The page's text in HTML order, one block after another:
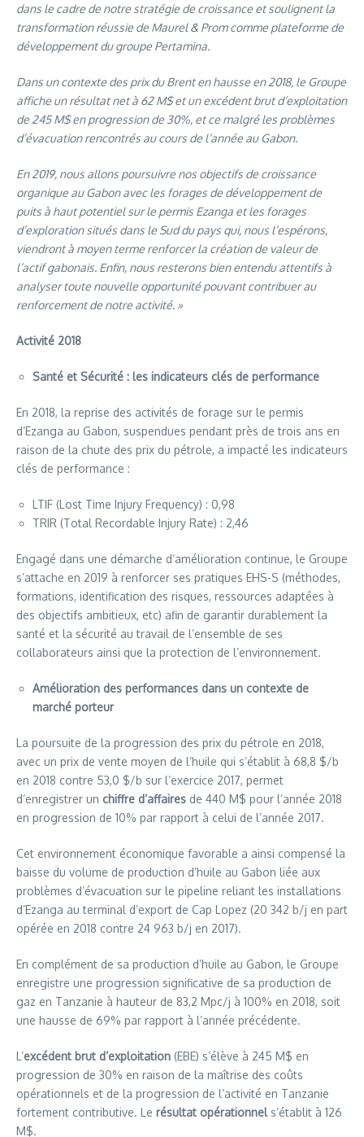
dans le cadre de notre stratégie de croissance et soulignent la
transformation réussie de Maurel & Prom comme plateforme de
développement du groupe Pertamina.
Dans un contexte des prix du Brent en hausse en 2018, le Groupe
affiche un résultat net à 62 M$ et un excédent brut d’exploitation
de 245 M$ en progression de 30%, et ce malgré les problèmes
d’évacuation rencontrés au cours de l’année au Gabon.
En 2019, nous allons poursuivre nos objectifs de croissance
organique au Gabon avec les forages de développement de
puits à haut potentiel sur le permis Ezanga et les forages
d’exploration situés dans le Sud du pays qui, nous l’espérons,
viendront à moyen terme renforcer la création de valeur de
l’actif gabonais. Enfin, nous resterons bien entendu attentifs à
analyser toute nouvelle opportunité pouvant contribuer au
renforcement de notre activité. »
Activité 2018
Santé et Sécurité : les indicateurs clés de performance
En 2018, la reprise des activités de forage sur le permis
d’Ezanga au Gabon, suspendues pendant près de trois ans en
raison de la chute des prix du pétrole, a impacté les indicateurs
clés de performance :
LTIF (Lost Time Injury Frequency) : 0,98
TRIR (Total Recordable Injury Rate) : 2,46
Engagé dans une démarche d’amélioration continue, le Groupe
s’attache en 2019 à renforcer ses pratiques EHS-S (méthodes,
formations, identification des risques, ressources adaptées à
des objectifs ambitieux, etc) afin de garantir durablement la
santé et la sécurité au travail de l’ensemble de ses
collaborateurs ainsi que la protection de l’environnement.
Amélioration des performances dans un contexte de
marché porteur
La poursuite de la progression des prix du pétrole en 2018,
avec un prix de vente moyen de l’huile qui s’établit à 68,8 $/b
en 2018 contre 53,0 $/b sur l’exercice 2017, permet
d’enregistrer un chiffre d’affaires de 440 M$ pour l’année 2018
en progression de 10% par rapport à celui de l’année 2017.
Cet environnement économique favorable a ainsi compensé la
baisse du volume de production d’huile au Gabon liée aux
problèmes d’évacuation sur le pipeline reliant les installations
d’Ezanga au terminal d’export de Cap Lopez (20 342 b/j en part
opérée en 2018 contre 24 963 b/j en 2017).
En complément de sa production d’huile au Gabon, le Groupe
enregistre une progression significative de sa production de
gaz en Tanzanie à hauteur de 83,2 Mpc/j à 100% en 2018, soit
une hausse de 69% par rapport à l’année précédente.
L’excédent brut d’exploitation (EBE) s’élève à 245 M$ en
progression de 30% en raison de la maîtrise des coûts
opérationnels et de la progression de l’activité en Tanzanie
fortement contributive. Le résultat opérationnels’établit à 126
M$.